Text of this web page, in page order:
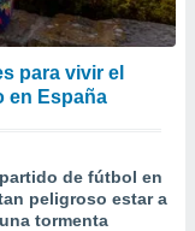
para vivir el
en España
de fútbol en
peligroso estar a
tormenta